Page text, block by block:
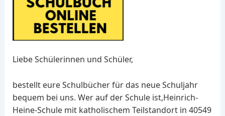
Liebe Schülerinnen und Schüler,
bestellt eure Schulbücher für das neue Schuljahr
bequem bei uns. Wer auf der Schule ist,Heinrich-
Heine-Schule mit katholischem Teilstandort in 40549